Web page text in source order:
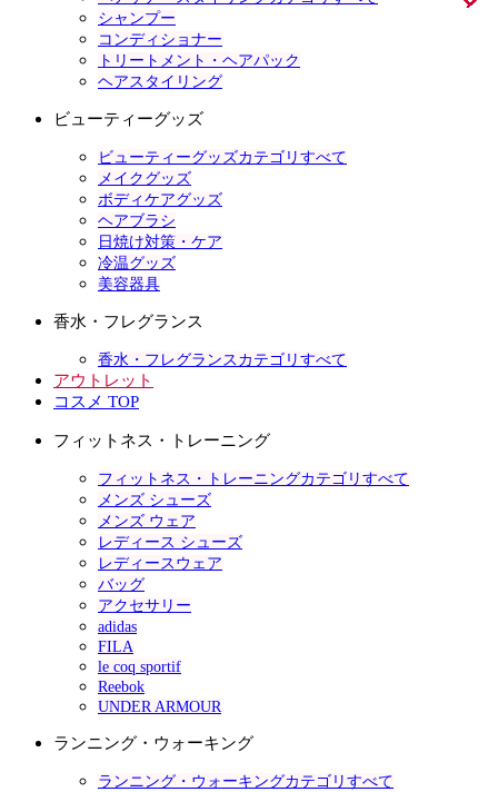
シャンプー
コンディショナー
トリートメント・ヘアパック
ヘアスタイリング
ビューティーグッズ
ビューティーグッズカテゴリすべて
メイクグッズ
ボディケアグッズ
ヘアブラシ
日焼け対策・ケア
冷温グッズ
美容器具
香水・フレグランス
香水・フレグランスカテゴリすべて
アウトレット
コスメ TOP
フィットネス・トレーニング
フィットネス・トレーニングカテゴリすべて
メンズ シューズ
メンズ ウェア
レディース シューズ
レディースウェア
バッグ
アクセサリー
adidas
FILA
le coq sportif
Reebok
UNDER ARMOUR
ランニング・ウォーキング
ランニング・ウォーキングカテゴリすべて